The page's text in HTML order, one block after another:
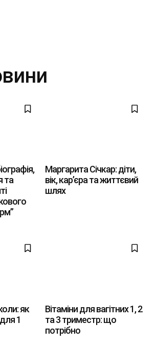
та
Маргарита Січкар: діти,
вік, кар’єра та життєвий
шлях
як
1
Вітаміни для вагітних 1, 2
та 3 триместр: що
потрібно